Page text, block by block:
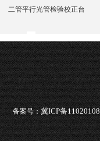
二管平行光管检验校正台
备案号：冀ICP备